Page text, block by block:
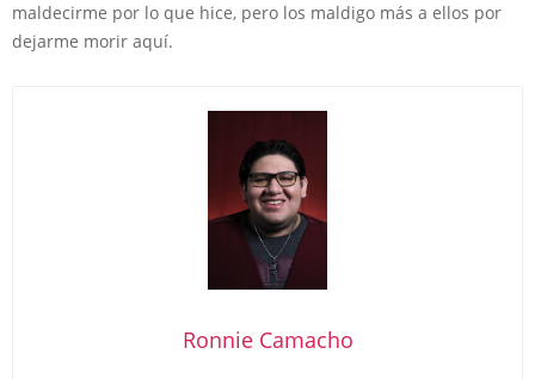
maldecirme por lo que hice, pero los maldigo más a ellos por
dejarme morir aquí.
Ronnie Camacho